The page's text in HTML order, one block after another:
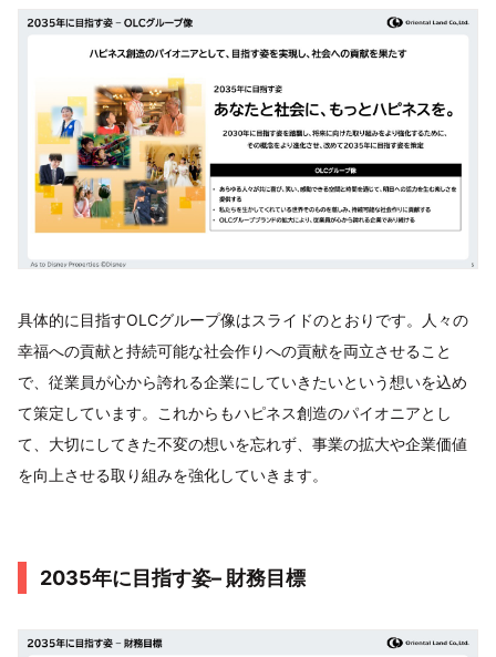
具体的に目指すOLCグループ像はスライドのとおりです。人々の
幸福への貢献と持続可能な社会作りへの貢献を両立させること
で、従業員が心から誇れる企業にしていきたいという想いを込め
て策定しています。これからもハピネス創造のパイオニアとし
て、大切にしてきた不変の想いを忘れず、事業の拡大や企業価値
を向上させる取り組みを強化していきます。
2035年に目指す姿– 財務目標